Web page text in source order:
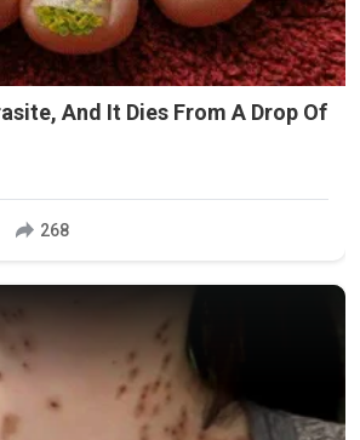
And It Dies From A Drop Of
268